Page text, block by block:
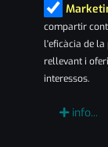
compartir
l'eficàcia de
rellevant i
interessos.
info...